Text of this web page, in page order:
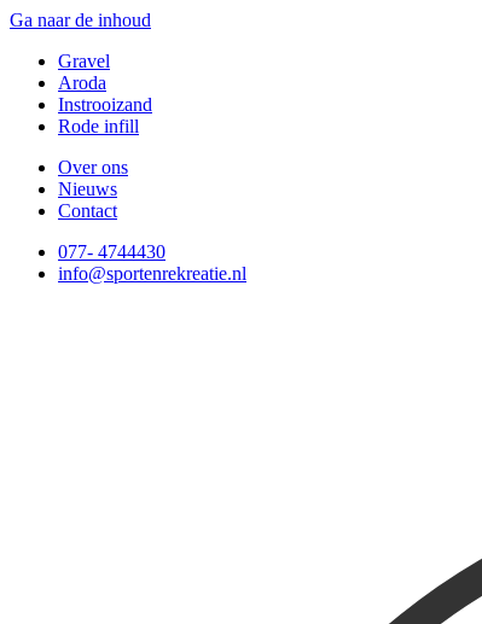
Ga naar de inhoud
Gravel
Aroda
Instrooizand
Rode infill
Over ons
Nieuws
Contact
077- 4744430
info@sportenrekreatie.nl